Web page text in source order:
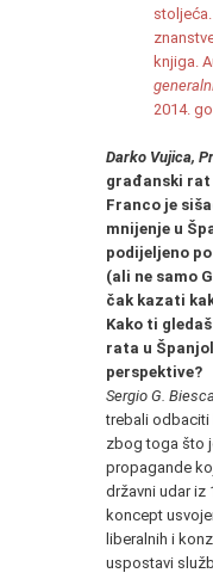
knjiga.
2014.
Darko Vujica,
građanski rat
Franco je
mnijenje u
podijeljeno
(ali ne samo
čak kazati
Kako ti
rata u
perspektive?
Sergio G.
trebali odbaciti
zbog toga što
propagande
državni udar iz
koncept
liberalnih i
uspostavi